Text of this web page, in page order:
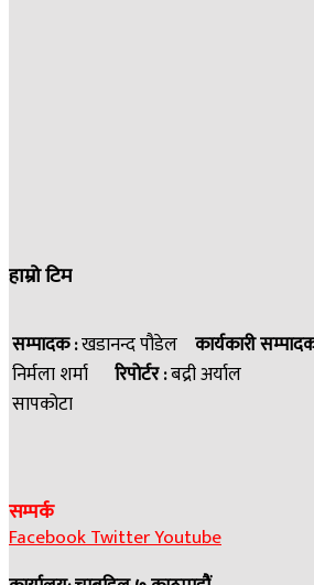
हाम्रो टिम
सम्पादक :खडानन्द पौडेल कार्यकारी
निर्मला शर्मा रिपोर्टर :बद्री
सापकोटा
सम्पर्क
FacebookTwitterYoutube